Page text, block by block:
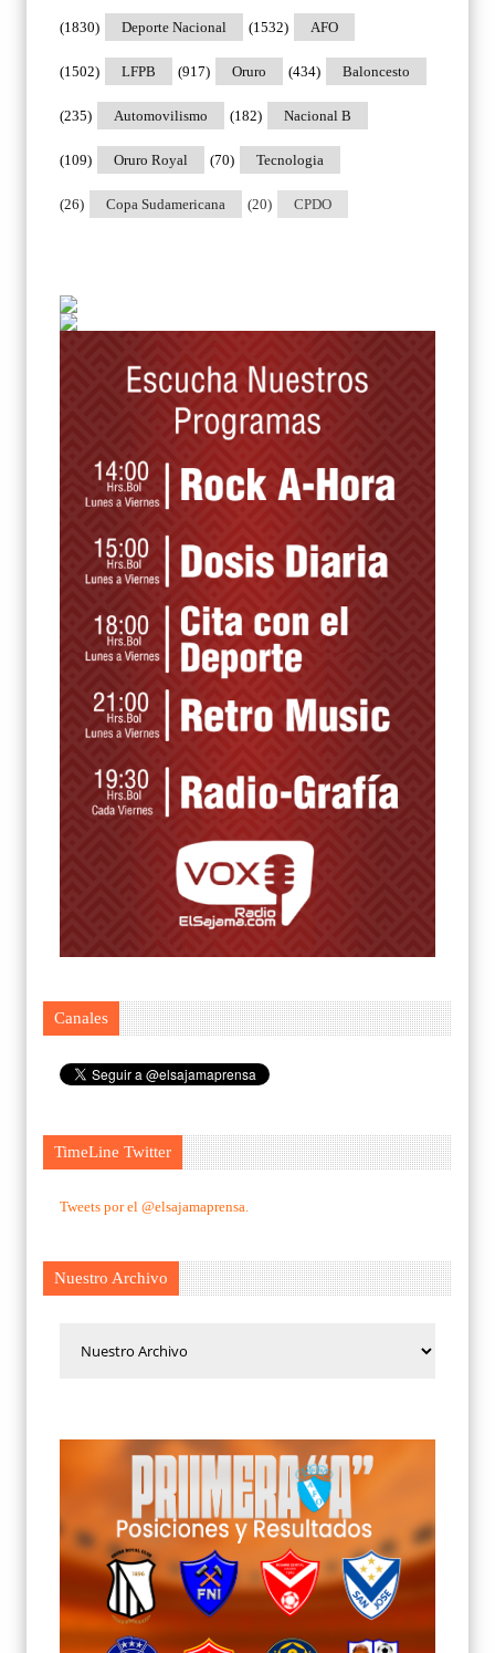
Deporte Nacional
(1830) AFO
(1532)
LFPB
(1502) Oruro
(917) Baloncesto
(434)
Automovilismo
(235) Nacional B
(182)
Oruro Royal
(109) Tecnologia
(70)
Copa Sudamericana
(26) CPDO
(20)
Canales
TimeLine Twitter
Tweets por el @elsajamaprensa.
Nuestro Archivo